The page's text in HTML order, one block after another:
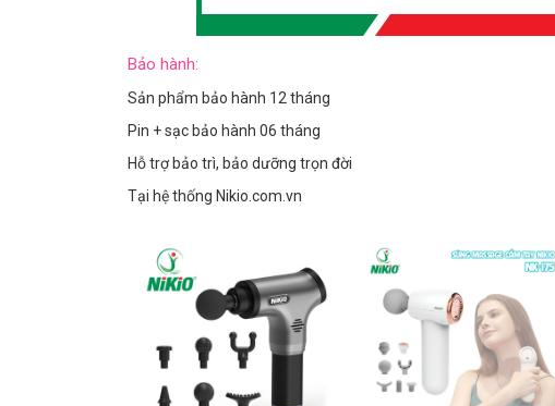
Bảo hành:
Sản phẩm bảo hành 12 tháng
Pin + sạc bảo hành 06 tháng
Hỗ trợ bảo trì, bảo dưỡng trọn đời
Tại hệ thống Nikio.com.vn